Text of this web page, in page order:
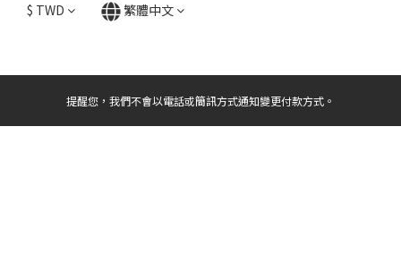
$ TWD 繁體中文
提醒您，我們不會以電話或簡訊方式通知變更付款方式。